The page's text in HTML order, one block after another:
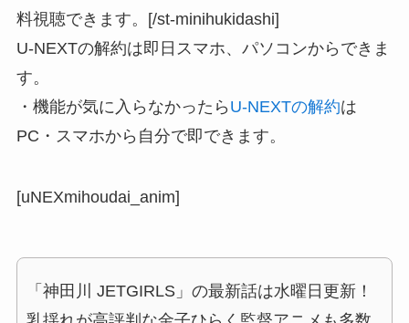
料視聴できます。[/st-minihukidashi]
U-NEXTの解約は即日スマホ、パソコンからできま
す。
・機能が気に入らなかったら U-NEXTの解約は
PC・スマホから自分で即できます。
[uNEXmihoudai_anim]
「神田川 JETGIRLS」の最新話は水曜日更新！